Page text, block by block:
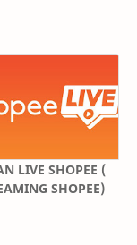
LIVE SHOPEE (
SHOPEE)